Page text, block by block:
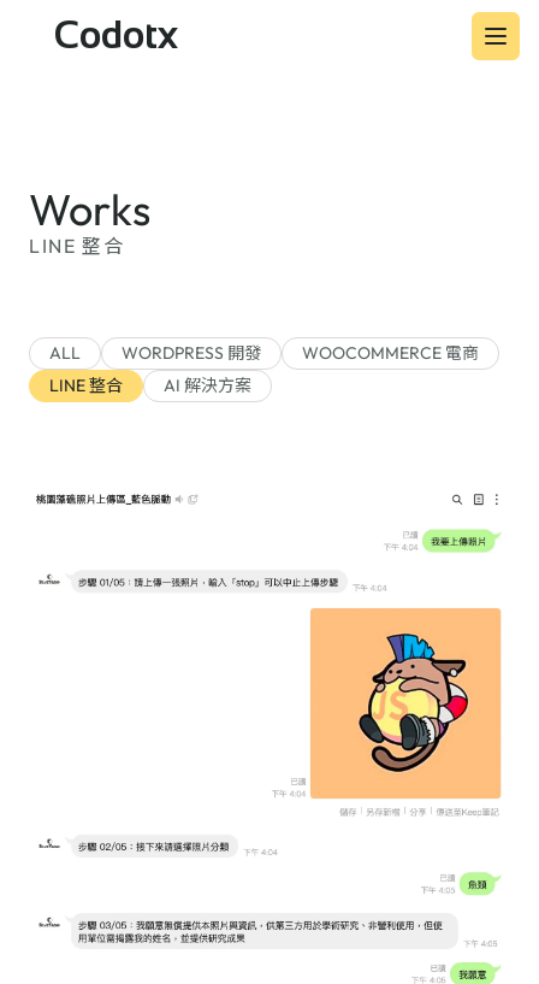
Codotx
Works
LINE 整合
ALL WORDPRESS 開發
WOOCOMMERCE 電商
LINE 整合
AI 解決方案